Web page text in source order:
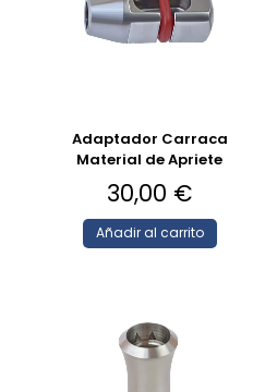
Adaptador Carraca
Material de Apriete
30,00 €
Añadir al carrito